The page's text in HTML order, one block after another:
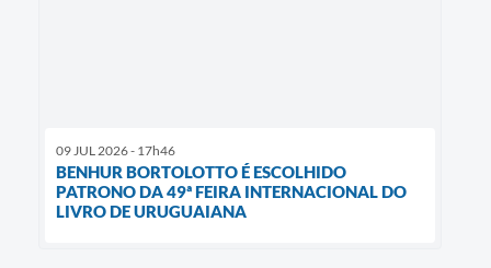
09 JUL 2026 - 17h46
BENHUR BORTOLOTTO É ESCOLHIDO
PATRONO DA 49ª FEIRA INTERNACIONAL DO
LIVRO DE URUGUAIANA